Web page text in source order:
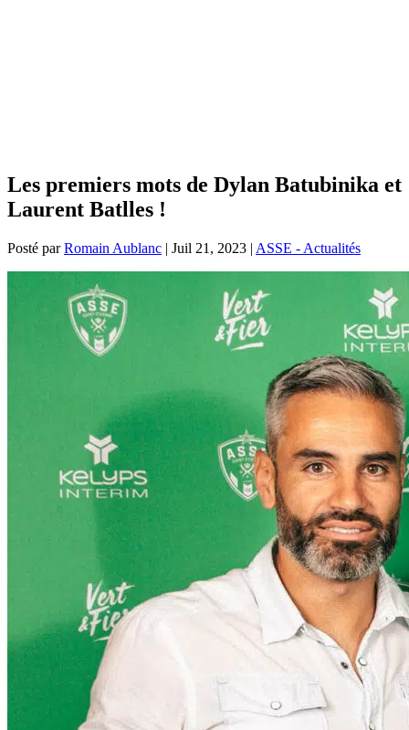
Les premiers mots de Dylan Batubinika et
Laurent Batlles !
Posté parRomain Aublanc | Juil 21, 2023 | ASSE - Actualités